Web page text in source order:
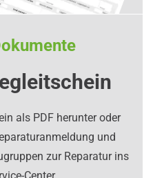
als PDF herunter oder
und
zur Reparatur ins